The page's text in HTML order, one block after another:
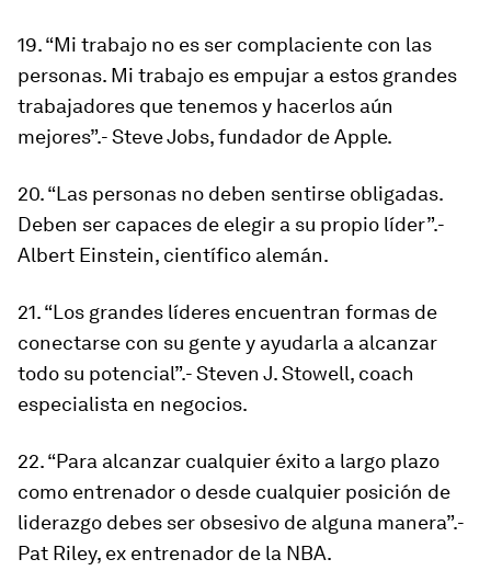
19. “Mi trabajo no es ser complaciente con las
personas. Mi trabajo es empujar a estos grandes
trabajadores que tenemos y hacerlos aún
mejores”.-Steve Jobs, fundador de Apple.
20. “Las personas no deben sentirse obligadas.
Deben ser capaces de elegir a su propio líder”.-
Albert Einstein, científico alemán.
21. “Los grandes líderes encuentran formas de
conectarse con su gente y ayudarla a alcanzar
todo su potencial”.- Steven J. Stowell, coach
especialista en negocios.
22. “Para alcanzar cualquier éxito a largo plazo
como entrenador o desde cualquier posición de
liderazgo debes ser obsesivo de alguna manera”.-
Pat Riley, ex entrenador de la NBA.